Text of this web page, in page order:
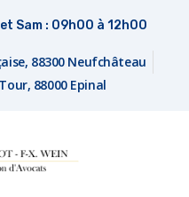
Sam : 09h00 à 12h00
88300 Neufchâteau
88000 Epinal